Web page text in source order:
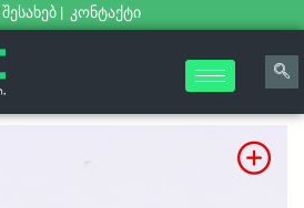
| კონტაქტი